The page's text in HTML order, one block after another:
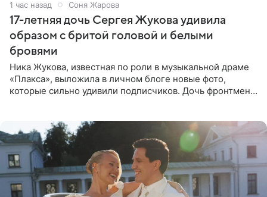
1 час назад Соня Жарова
17-летняя дочь Сергея Жукова удивила
образом с бритой головой и белыми
бровями
Ника Жукова, известная по роли в музыкальной драме
«Плакса», выложила в личном блоге новые фото,
которые сильно удивили подписчиков. Дочь фронтмена